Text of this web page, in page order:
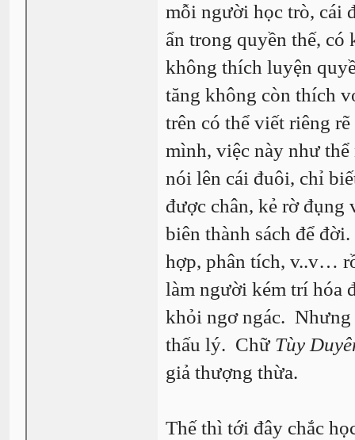
mỗi người học trò, cái
ẩn trong quyền thế, có
không thích luyện
tăng không còn thích
trên có thể viết riêng
mình, việc này như
nói lên cái đuôi, chỉ
được chân, kẻ rờ
biên thành sách để
hợp, phân tích, v..v…
làm người kém trí hóa
khỏi ngơ ngác.
thấu lý. Chữ Tùy
giả thượng thừa.
Thế thì tới đây chắc